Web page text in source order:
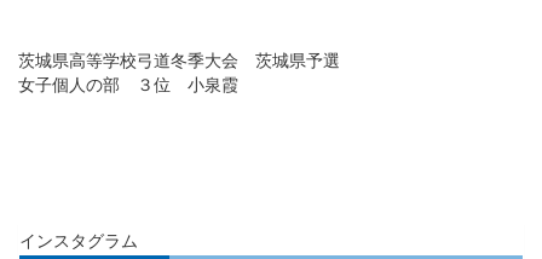
茨城県高等学校弓道冬季大会 茨城県予選
女子個人の部 ３位 小泉霞
インスタグラム